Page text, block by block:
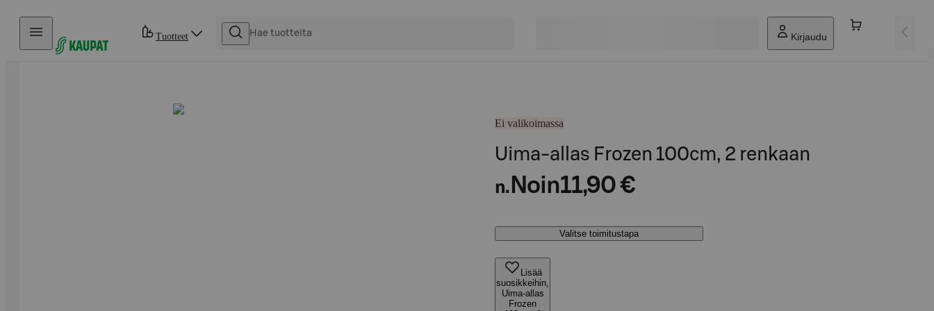
Hyppää sisältöön
Tuotteet Kirjaudu
Ei valikoimassa
Uima-allas Frozen 100cm, 2 renkaan
n. Noin11,90 €
Valitse toimitustapa
Lisää
suosikkeihin,
Uima-allas
Frozen